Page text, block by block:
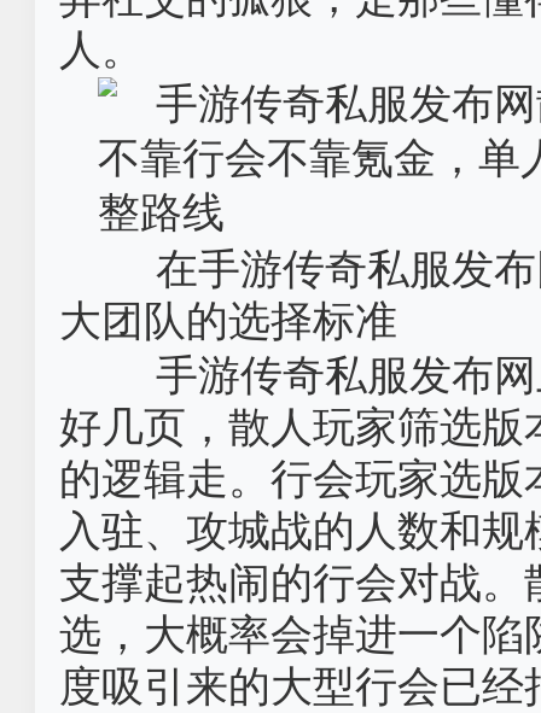
人。
在手游传奇私服发
大团队的选择标准
手游传奇私服发布
好几页，散人玩家筛选
的逻辑走。行会玩家选
入驻、攻城战的人数和
支撑起热闹的行会对战
选，大概率会掉进一个
度吸引来的大型行会已